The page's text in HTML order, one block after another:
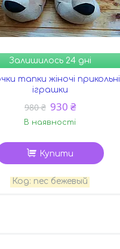
Залишилось 24 дні
тапки жіночі прикольні
іграшки
980 ₴ 930 ₴
В наявності
Купити
пес бежевый